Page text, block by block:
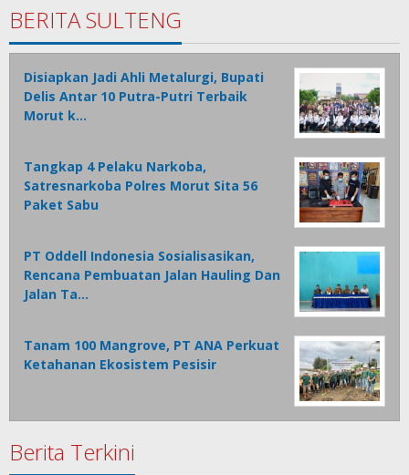
BERITA SULTENG
Disiapkan Jadi Ahli Metalurgi, Bupati
Delis Antar 10 Putra-Putri Terbaik
Morut k…
Tangkap 4 Pelaku Narkoba,
Satresnarkoba Polres Morut Sita 56
Paket Sabu
PT Oddell Indonesia Sosialisasikan,
Rencana Pembuatan Jalan Hauling Dan
Jalan Ta…
Tanam 100 Mangrove, PT ANA Perkuat
Ketahanan Ekosistem Pesisir
Berita Terkini